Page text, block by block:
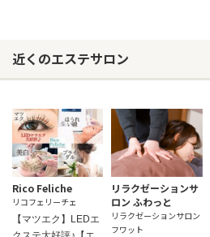
近くのエステサロン
Rico Feliche
リコフェリーチェ
【マツエク】LEDエ
リラクゼーションサ
ロン ふわっと
リラクゼーションサロン
フワット